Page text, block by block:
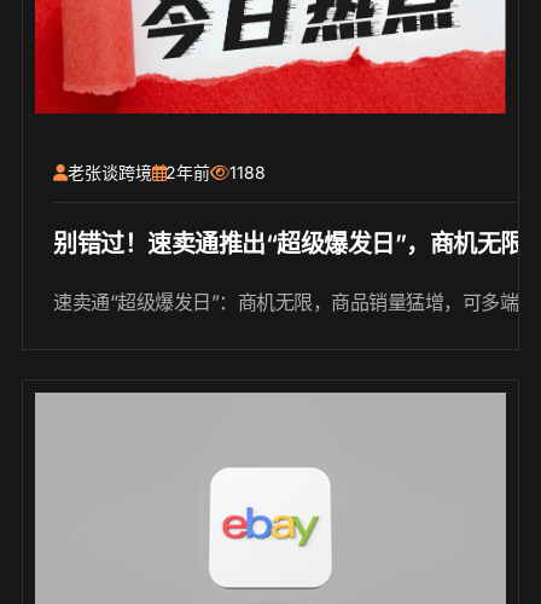
老张谈跨境 2年前 1188
别错过！速卖通推出“超级爆发日”，商机无限
速卖通“超级爆发日”：商机无限，商品销量猛增，可多端